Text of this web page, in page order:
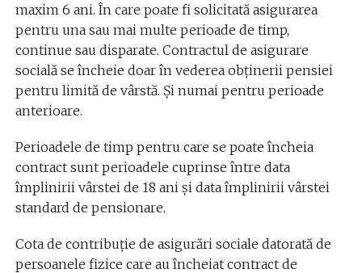
maxim 6 ani. În care poate fi solicitată asigurarea
pentru una sau mai multe perioade de timp,
continue sau disparate. Contractul de asigurare
socială se încheie doar în vederea obținerii pensiei
pentru limită de vârstă. Și numai pentru perioade
anterioare.
Perioadele de timp pentru care se poate încheia
contract sunt perioadele cuprinse între data
împlinirii vârstei de 18 ani și data împlinirii vârstei
standard de pensionare.
Cota de contribuţie de asigurări sociale datorată de
persoanele fizice care au încheiat contract de